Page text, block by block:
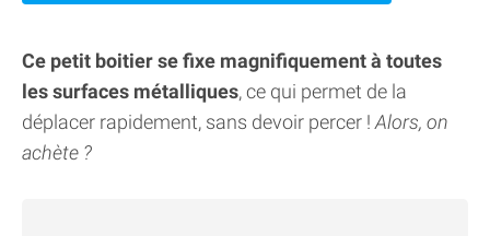
Ce petit boitier se fixe magnifiquement à toutes
les surfaces métalliques, ce qui permet de la
déplacer rapidement, sans devoir percer ! Alors, on
achète ?